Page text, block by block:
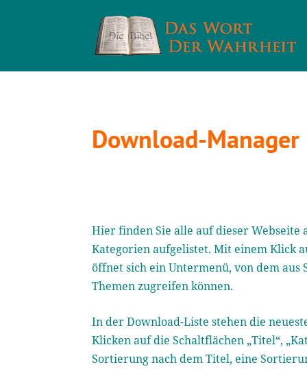
Download-Manager
Hier finden Sie alle auf dieser
Kategorien aufgelistet. Mit einem Klick
öffnet sich ein Untermenü, von dem
Themen zugreifen können.
In der Download-Liste stehen die
Klicken auf die Schaltflächen „Titel“,
Sortierung nach dem Titel, eine